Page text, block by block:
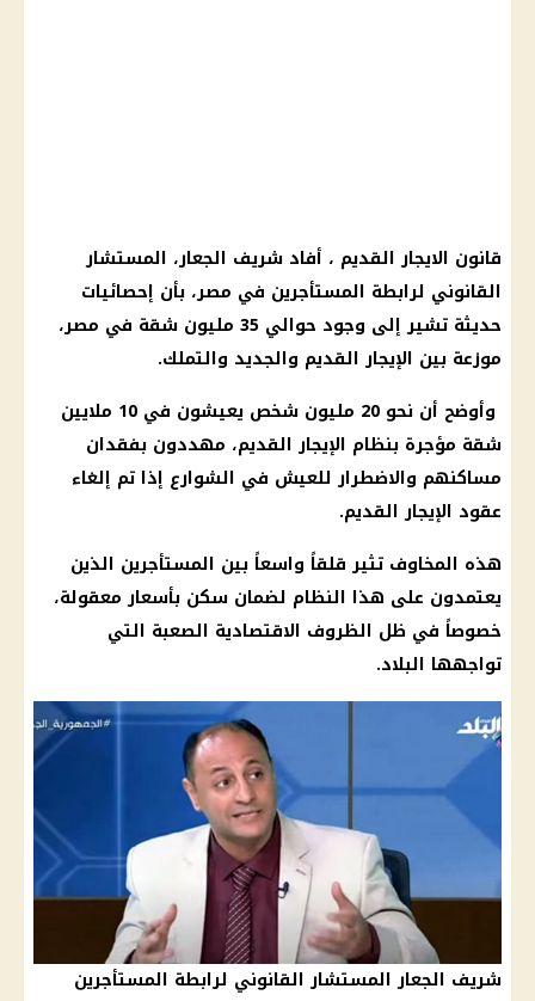
قانون الايجار القديم ، أفاد شريف الجعار، المستشار
القانوني لرابطة المستأجرين في مصر، بأن إحصائيات
حديثة تشير إلى وجود حوالي 35 مليون شقة في مصر،
موزعة بين الإيجار القديم والجديد والتملك.
وأوضح أن نحو 20 مليون شخص يعيشون في 10 ملايين
شقة مؤجرة بنظام الإيجار القديم، مهددون بفقدان
مساكنهم والاضطرار للعيش في الشوارع إذا تم إلغاء
عقود الإيجار القديم.
هذه المخاوف تثير قلقاً واسعاً بين المستأجرين الذين
يعتمدون على هذا النظام لضمان سكن بأسعار معقولة،
خصوصاً في ظل الظروف الاقتصادية الصعبة التي
تواجهها البلاد.
شريف الجعار المستشار القانوني لرابطة المستأجرين